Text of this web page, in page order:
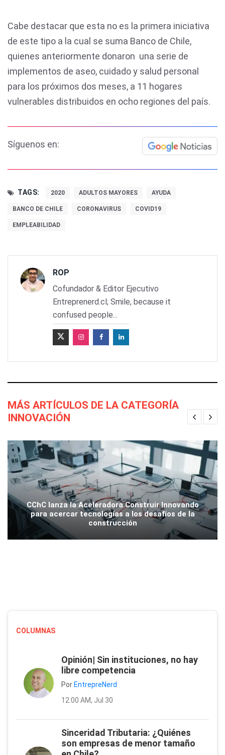
Cabe destacar que esta no es la primera iniciativa
de este tipo a la cual se suma Banco de Chile,
quienes anteriormente donaron una serie de
implementos de aseo, cuidado y salud personal
para los próximos dos meses, a 11 hogares
vulnerables distribuidos en ocho regiones del país.
Síguenos en:
TAGS: 2020 ADULTOS MAYORES AYUDA
BANCO DE CHILE CORONAVIRUS COVID19
EMPLEABILIDAD
ROP
Cofundador & Editor Ejecutivo
Entreprenerd.cl; Smile, because it
confused people...
MÁS ARTÍCULOS DE LA CATEGORÍA
INNOVACIÓN
CChC lanza la Aceleradora Construir Innovando
para acercar tecnologías a los desafíos de la
construcción
COLUMNAS
Opinión| Sin instituciones, no hay
libre competencia
Por EntrepreNerd
12:00 AM, Jul 30
Sinceridad Tributaria: ¿Quiénes
son empresas de menor tamaño